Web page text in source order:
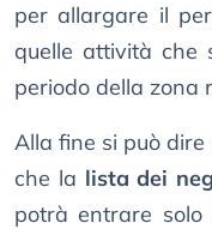
per allargare il
quelle attività che
periodo della zona
Alla fine si può
che la lista dei
potrà entrare